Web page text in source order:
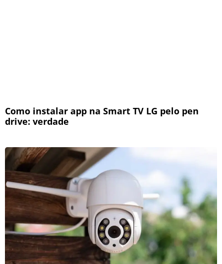
Como instalar app na Smart TV LG pelo pen
drive: verdade